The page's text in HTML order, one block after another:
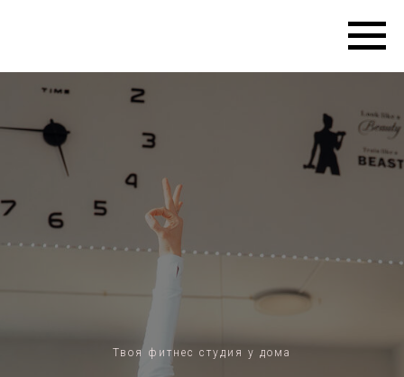
Твоя фитнес студия у дома